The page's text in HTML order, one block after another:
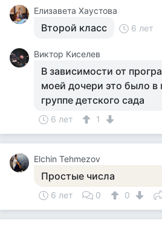
Елизавета Хаустова
Второй класс 6 лет
Виктор Киселев
В зависимости от
моей дочери это было в
группе детского сада
6 лет 1
Elchin Tehmezov
Простые числа
6 лет 0 0